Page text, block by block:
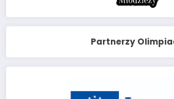
Partnerzy